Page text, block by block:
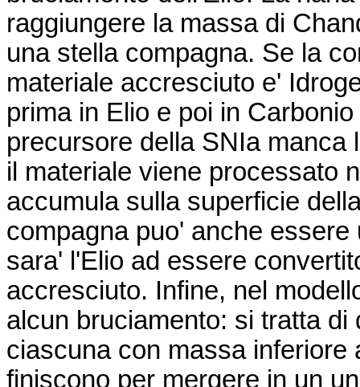
raggiungere la massa di
una stella compagna. Se la
materiale accresciuto e'
prima in Elio e poi in
precursore della SNIamanca
il materiale viene processato
accumula sulla superficie
compagna puo' anche essere
sara' l'Elio ad essere
accresciuto. Infine, nel
alcun bruciamento: si tratta
ciascuna con massa inferiore
finiscono per mergere in un